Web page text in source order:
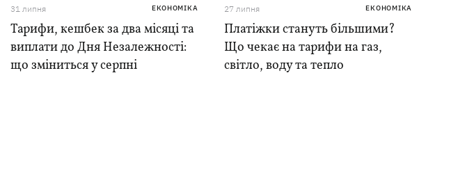
31 липня ЕКОНОМІКА
Тарифи, кешбек за два місяці та
виплати до Дня Незалежності:
що зміниться у серпні
27 липня ЕКОНОМІКА
Платіжки стануть більшими?
Що чекає на тарифи на газ,
світло, воду та тепло